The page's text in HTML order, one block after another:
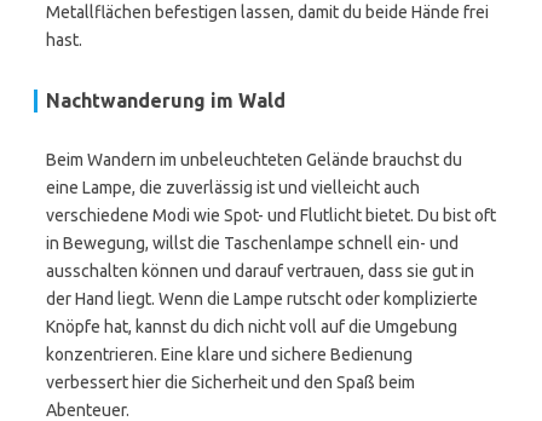
Metallflächen befestigen lassen, damit du beide Hände frei
hast.
Nachtwanderung im Wald
Beim Wandern im unbeleuchteten Gelände brauchst du
eine Lampe, die zuverlässig ist und vielleicht auch
verschiedene Modi wie Spot- und Flutlicht bietet. Du bist oft
in Bewegung, willst die Taschenlampe schnell ein- und
ausschalten können und darauf vertrauen, dass sie gut in
der Hand liegt. Wenn die Lampe rutscht oder komplizierte
Knöpfe hat, kannst du dich nicht voll auf die Umgebung
konzentrieren. Eine klare und sichere Bedienung
verbessert hier die Sicherheit und den Spaß beim
Abenteuer.